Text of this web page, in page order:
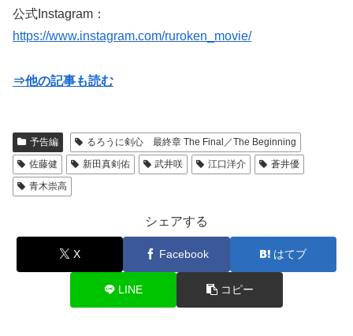
公式Instagram：
https://www.instagram.com/ruroken_movie/
⇒他の記事も読む
予告編
るろうに剣心 最終章 The Final／The Beginning
佐藤健
新田真剣佑 武井咲 江口洋介
蒼井優
青木崇高
シェアする
X Facebook はてブ
LINE コピー